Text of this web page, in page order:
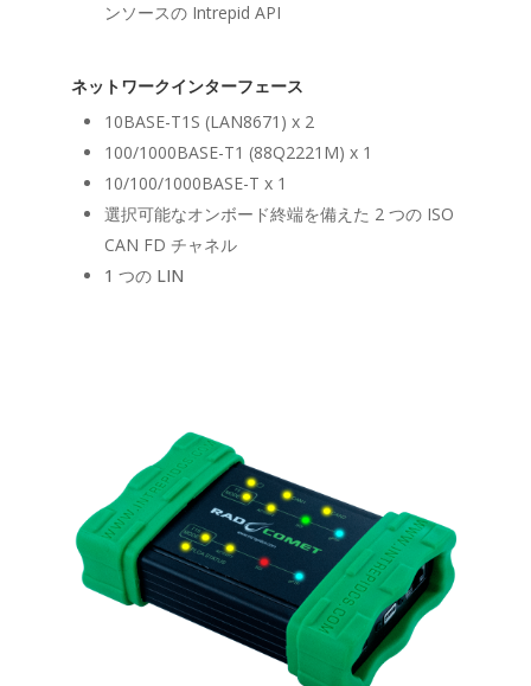
ンソースの Intrepid API
ネットワークインターフェース
10BASE-T1S (LAN8671) x 2
100/1000BASE-T1 (88Q2221M) x 1
10/100/1000BASE-T x 1
選択可能なオンボード終端を備えた 2 つの ISO
CAN FD チャネル
1 つの LIN